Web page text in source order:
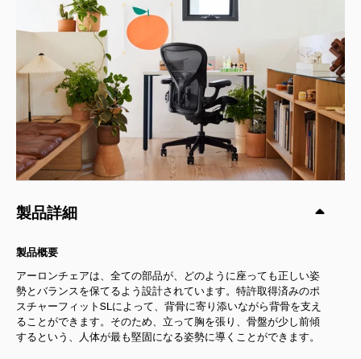
製品詳細
製品概要
アーロンチェアは、全ての部品が、どのように座っても正しい姿
勢とバランスを保てるよう設計されています。特許取得済みのポ
スチャーフィットSLによって、背骨に寄り添いながら背骨を支え
ることができます。そのため、立って胸を張り、骨盤が少し前傾
するという、人体が最も堅固になる姿勢に導くことができます。